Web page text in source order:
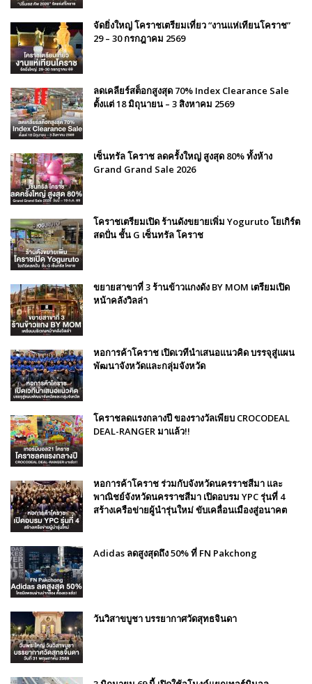
จัดยิ่งใหญ่ โคราชเตรียมเที่ยว “งานแห่เทียนโคราช”
29 – 30 กรกฎาคม 2569
ลดเคลียร์สต็อกสูงสุด 70% Index Clearance Sale
ตั้งแต่ 18 มิถุนายน – 3 สิงหาคม 2569
เซ็นทรัล โคราช ลดครั้งใหญ่ สูงสุด 80% ทั้งห้าง
Grand Grand Sale 2026
โคราชเตรียมเปิด ร้านดังขยายเพิ่ม Yoguruto โยเกิร์ต
สดปั่น ชั้น G เซ็นทรัล โคราช
ขยายสาขาที่ 3 ร้านข้าวแกงดัง BY MOM เตรียมเปิด
หน้าคลังวิลล่า
หอการค้าโคราช เปิดเวทีนำเสนอแนวคิด บรรจุสู่แผน
พัฒนาจังหวัดและกลุ่มจังหวัด
โคราชลดแรงกลางปี ของรางวัลเพียบ CROCODEAL
DEAL-RANGER มาแล้ว!!
หอการค้าโคราช ร่วมกับจังหวัดนครราชสีมา และ
พาณิชย์จังหวัดนครราชสีมา เปิดอบรม YPC รุ่นที่ 4
สร้างเครือข่ายผู้นำรุ่นใหม่ ขับเคลื่อนเมืองสู่อนาคต
Adidas ลดสูงสุดถึง 50% ที่ FN Pakchong
วันวิสาขบูชา บรรยากาศวัดสุทธจินดา